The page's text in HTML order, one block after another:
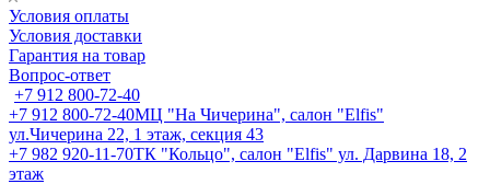
Условия оплаты
Условия доставки
Гарантия на товар
Вопрос-ответ
+7 912 800-72-40
+7 912 800-72-40МЦ "На Чичерина", салон "Elfis"
ул.Чичерина 22, 1 этаж, секция 43
+7 982 920-11-70ТК "Кольцо", салон "Elfis" ул. Дарвина 18, 2
этаж